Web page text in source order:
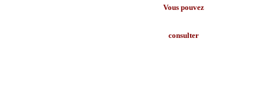
Vous pouvez
consulter